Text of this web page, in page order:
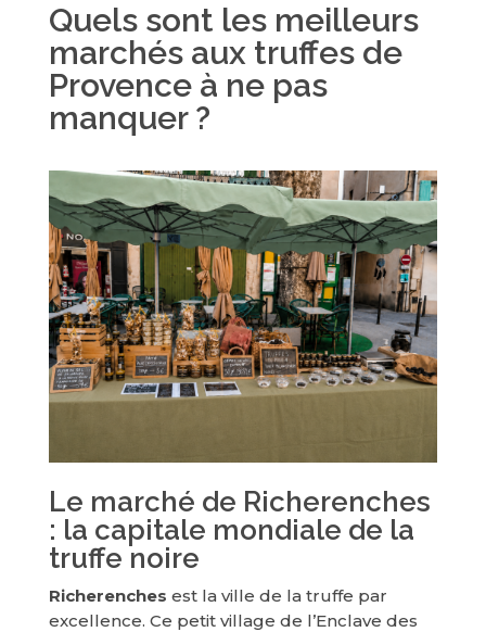
Quels sont les meilleurs
marchés aux truffes de
Provence à ne pas
manquer ?
Le marché de Richerenches
: la capitale mondiale de la
truffe noire
Richerenches est la ville de la truffe par
excellence. Ce petit village de l’Enclave des